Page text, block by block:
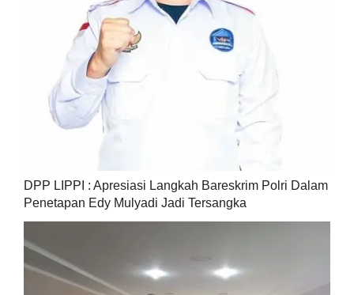
DPP LIPPI : Apresiasi Langkah Bareskrim Polri Dalam
Penetapan Edy Mulyadi Jadi Tersangka